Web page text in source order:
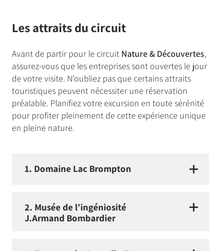
Les attraits du circuit
Avant de partir pour le circuit Nature & Découvertes,
assurez-vous que les entreprises sont ouvertes le jour
de votre visite. N’oubliez pas que certains attraits
touristiques peuvent nécessiter une réservation
préalable. Planifiez votre excursion en toute sérénité
pour profiter pleinement de cette expérience unique
en pleine nature.
1. Domaine Lac Brompton
2. Musée de l’ingéniosité
J.Armand Bombardier